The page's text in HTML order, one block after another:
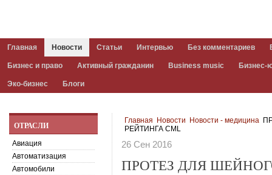
Главная Новости Статьи Интервью Без комментариев
Бизнес и право Активный гражданин Business music Бизнес-
Эко-бизнес Блоги
Главная Новости Новости - медицина
РЕЙТИНГА CML
26 Сен 2016
ПРОТЕЗ ДЛЯ
ОТРАСЛИ
Авиация
Автоматизация
Автомобили